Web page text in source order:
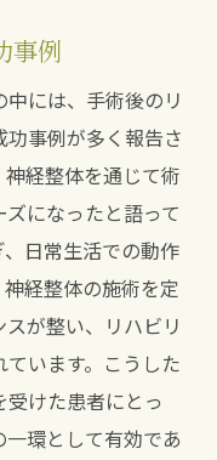
事例
には、手術後のリ
事例が多く報告さ
経整体を通じて術
になったと語って
日常生活での動作
経整体の施術を定
が整い、リハビリ
います。こうした
けた患者にとっ
環として有効であ